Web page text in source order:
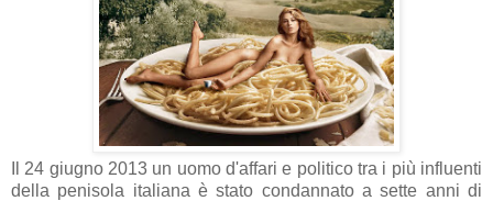
Il 24 giugno 2013 un uomo d'affari e politico tra i più influenti
della penisola italiana è stato condannato a sette anni di